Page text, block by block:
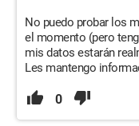
No puedo probar los
el momento (pero
mis datos estarán
Les mantengo
0